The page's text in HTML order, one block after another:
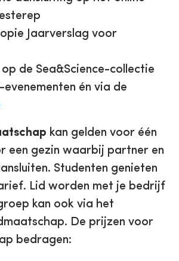
Jaarverslag voor
op de Sea&Science-collectie
evenementen én via de
kan gelden voor één
een gezin waarbij partner en
Studenten genieten
Lid worden met je bedrijf
kan ook via het
De prijzen voor
bedragen: